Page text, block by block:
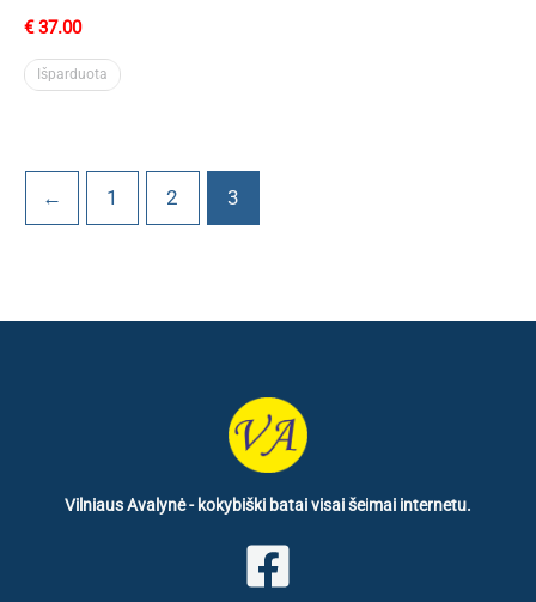
€37.00
Išparduota
← 1 2 3
Vilniaus Avalynė - kokybiški batai visai šeimai internetu.